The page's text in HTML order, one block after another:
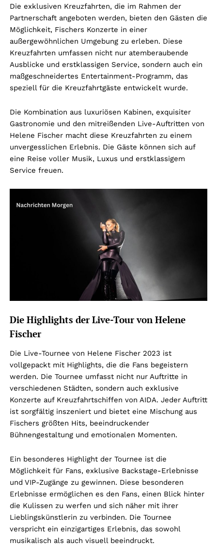
Die exklusiven Kreuzfahrten, die im Rahmen der
Partnerschaft angeboten werden, bieten den Gästen die
Möglichkeit, Fischers Konzerte in einer
außergewöhnlichen Umgebung zu erleben. Diese
Kreuzfahrten umfassen nicht nur atemberaubende
Ausblicke und erstklassigen Service, sondern auch ein
maßgeschneidertes Entertainment-Programm, das
speziell für die Kreuzfahrtgäste entwickelt wurde.
Die Kombination aus luxuriösen Kabinen, exquisiter
Gastronomie und den mitreißenden Live-Auftritten von
Helene Fischer macht diese Kreuzfahrten zu einem
unvergesslichen Erlebnis. Die Gäste können sich auf
eine Reise voller Musik, Luxus und erstklassigem
Service freuen.
Die Highlights der Live-Tour von Helene
Fischer
Die Live-Tournee von Helene Fischer 2023 ist
vollgepackt mit Highlights, die die Fans begeistern
werden. Die Tournee umfasst nicht nur Auftritte in
verschiedenen Städten, sondern auch exklusive
Konzerte auf Kreuzfahrtschiffen von AIDA. Jeder Auftritt
ist sorgfältig inszeniert und bietet eine Mischung aus
Fischers größten Hits, beeindruckender
Bühnengestaltung und emotionalen Momenten.
Ein besonderes Highlight der Tournee ist die
Möglichkeit für Fans, exklusive Backstage-Erlebnisse
und VIP-Zugänge zu gewinnen. Diese besonderen
Erlebnisse ermöglichen es den Fans, einen Blick hinter
die Kulissen zu werfen und sich näher mit ihrer
Lieblingskünstlerin zu verbinden. Die Tournee
verspricht ein einzigartiges Erlebnis, das sowohl
musikalisch als auch visuell beeindruckt.